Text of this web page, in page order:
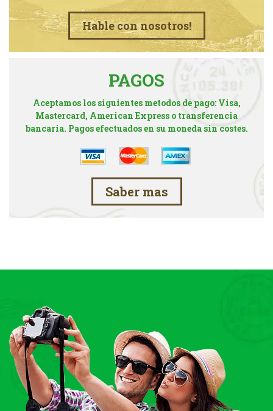
Hable con nosotros!
PAGOS
Aceptamos los siguientes metodos de pago: Visa,
Mastercard, American Express o transferencia
bancaria. Pagos efectuados en su moneda sin costes.
Saber mas